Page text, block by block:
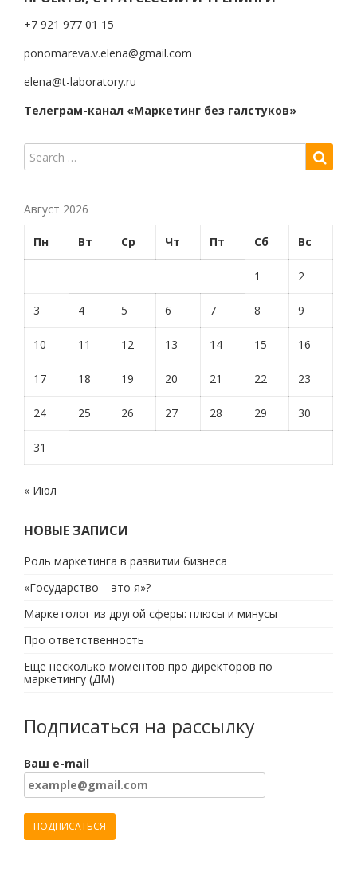
+7 921 977 01 15
ponomareva.v.elena@gmail.com
elena@t-laboratory.ru
Телеграм-канал «Маркетинг без галстуков»
Август 2026
Пн Вт Ср Чт Пт Сб Вс
1 2
3 4 5 6 7 8 9
10 11 12 13 14 15 16
17 18 19 20 21 22 23
24 25 26 27 28 29 30
31
« Июл
НОВЫЕ ЗАПИСИ
Роль маркетинга в развитии бизнеса
«Государство – это я»?
Маркетолог из другой сферы: плюсы и минусы
Про ответственность
Еще несколько моментов про директоров по
маркетингу (ДМ)
Подписаться на рассылку
Ваш e-mail